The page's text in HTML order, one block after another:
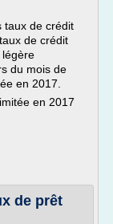
taux de crédit
de crédit
du mois de
en 2017.
en 2017
de prêt